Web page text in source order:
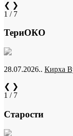
❮ ❯
1 / 7
ТериОКО
28.07.2026.. Кирха
❮ ❯
1 / 7
Старости